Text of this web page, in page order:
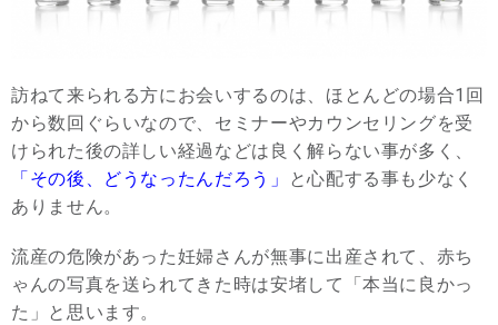
訪ねて来られる方にお会いするのは、ほとんどの場合1回
から数回ぐらいなので、セミナーやカウンセリングを受
けられた後の詳しい経過などは良く解らない事が多く、
「その後、どうなったんだろう」
と心配する事も少なく
ありません。
流産の危険があった妊婦さんが無事に出産されて、赤ち
ゃんの写真を送られてきた時は安堵して「本当に良かっ
た」と思います。